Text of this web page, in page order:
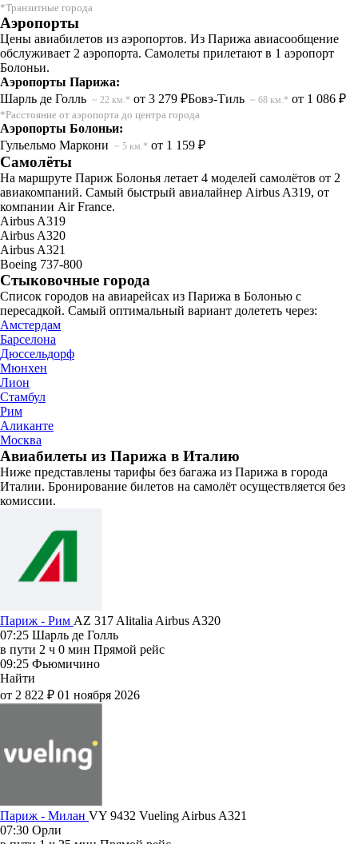
*Транзитные города
Аэропорты
Цены авиабилетов из аэропортов. Из Парижа авиасообщение
обслуживает 2 аэропорта. Самолеты прилетают в 1 аэропорт
Болоньи.
Аэропорты Парижа:
Шарль де Голль ~ 22 км.* от 3 279 ₽Бовэ-Тиль ~ 68 км.* от 1 086 ₽
*Расстояние от аэропорта до центра города
Аэропорты Болоньи:
Гульельмо Маркони ~ 5 км.* от 1 159 ₽
Самолёты
На маршруте Париж Болонья летает 4 моделей самолётов от 2
авиакомпаний. Самый быстрый авиалайнер Airbus A319, от
компании Air France.
Airbus A319
Airbus A320
Airbus A321
Boeing 737-800
Стыковочные города
Список городов на авиарейсах из Парижа в Болонью с
пересадкой. Самый оптимальный вариант долететь через:
Амстердам
Барселона
Дюссельдорф
Мюнхен
Лион
Стамбул
Рим
Аликанте
Москва
Авиабилеты из Парижа в Италию
Ниже представлены тарифы без багажа из Парижа в города
Италии. Бронирование билетов на самолёт осуществляется без
комиссии.
Париж - Рим AZ 317 Alitalia Airbus A320
07:25 Шарль де Голль
в пути 2 ч 0 мин Прямой рейс
09:25 Фьюмичино
Найти
от 2 822 ₽ 01 ноября 2026
Париж - Милан VY 9432 Vueling Airbus A321
07:30 Орли